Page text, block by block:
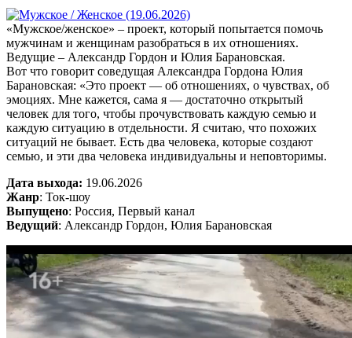
«Мужское/женское» – проект, который попытается помочь
мужчинам и женщинам разобраться в их отношениях.
Ведущие – Александр Гордон и Юлия Барановская.
Вот что говорит соведущая Александра Гордона Юлия
Барановская: «Это проект — об отношениях, о чувствах, об
эмоциях. Мне кажется, сама я — достаточно открытый
человек для того, чтобы прочувствовать каждую семью и
каждую ситуацию в отдельности. Я считаю, что похожих
ситуаций не бывает. Есть два человека, которые создают
семью, и эти два человека индивидуальны и неповторимы.
Дата выхода: 19.06.2026
Жанр: Ток-шоу
Выпущено: Россия, Первый канал
Ведущий: Александр Гордон, Юлия Барановская